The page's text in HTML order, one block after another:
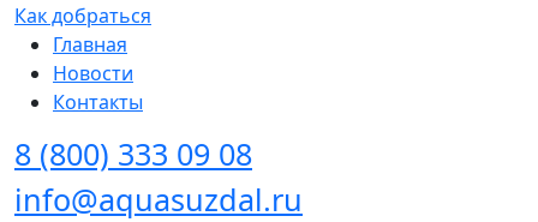
Как добраться
Главная
Новости
Контакты
8 (800) 333 09 08
info@aquasuzdal.ru